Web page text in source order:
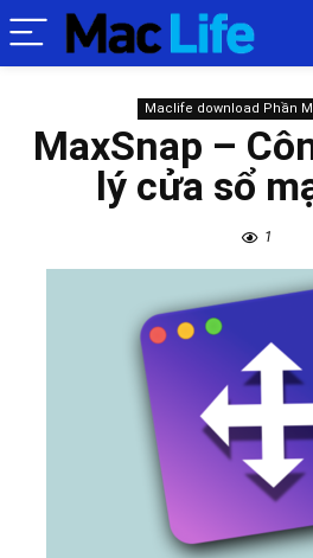
Maclife download Phần
MaxSnap –
lý cửa sổ
1